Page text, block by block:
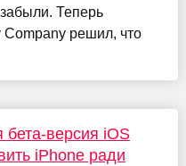
Теперь
Company решил, что
версия iOS
iPhone ради